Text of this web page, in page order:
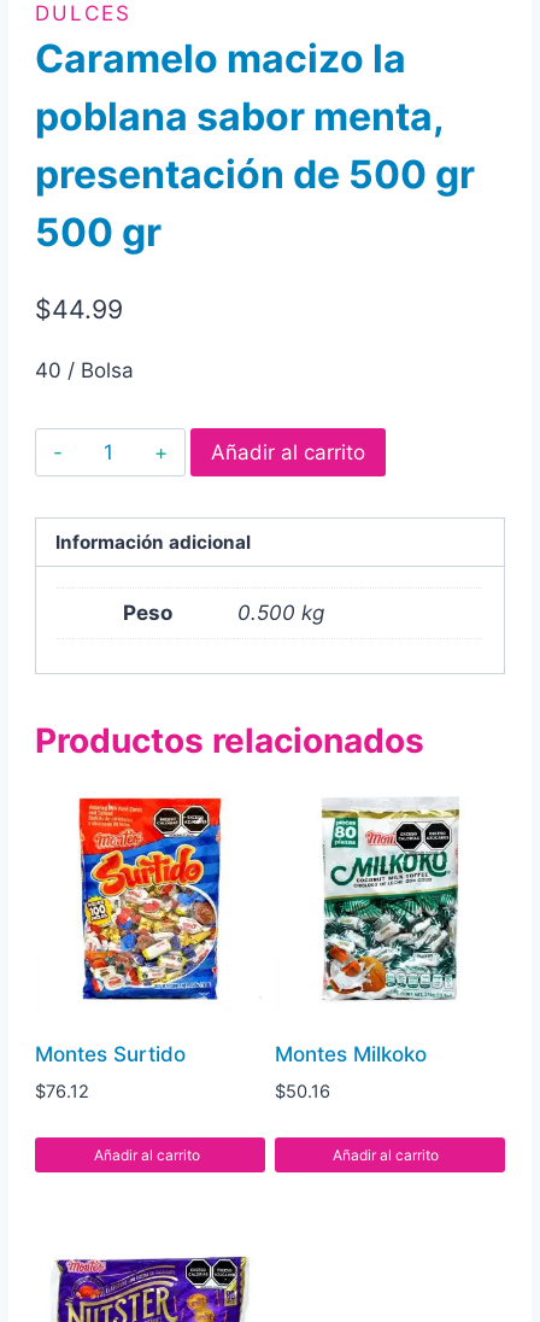
DULCES
Caramelo macizo la
poblana sabor menta,
presentación de 500 gr
500 gr
$44.99
40 / Bolsa
Caramelo
macizo
poblana
sabor
menta,
presentación
de
gr
gr
cantidad
Añadir al carrito
Información adicional
Peso 0.500 kg
Productos relacionados
Montes Surtido
$76.12
Añadir al carrito
Montes Milkoko
$50.16
Añadir al carrito